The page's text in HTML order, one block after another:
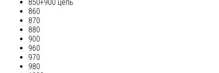
850+900 цепь
860
870
880
900
960
970
980